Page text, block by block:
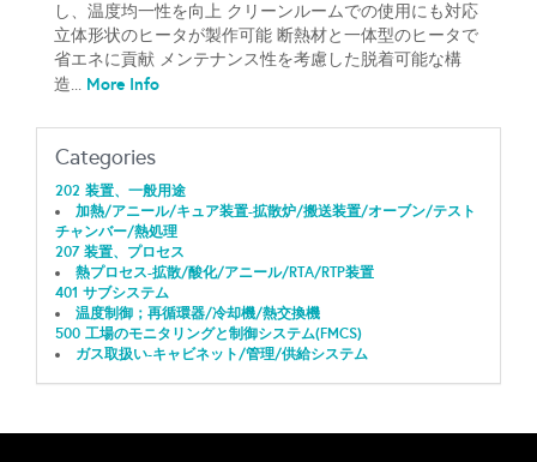
し、温度均一性を向上 クリーンルームでの使用にも対応
立体形状のヒータが製作可能 断熱材と一体型のヒータで
省エネに貢献 メンテナンス性を考慮した脱着可能な構
造... More Info
Categories
202 装置、一般用途
加熱/アニール/キュア装置-拡散炉/搬送装置/オーブン/テスト
チャンバー/熱処理
207 装置、プロセス
熱プロセス-拡散/酸化/アニール/RTA/RTP装置
401 サブシステム
温度制御；再循環器/冷却機/熱交換機
500 工場のモニタリングと制御システム(FMCS)
ガス取扱い-キャビネット/管理/供給システム